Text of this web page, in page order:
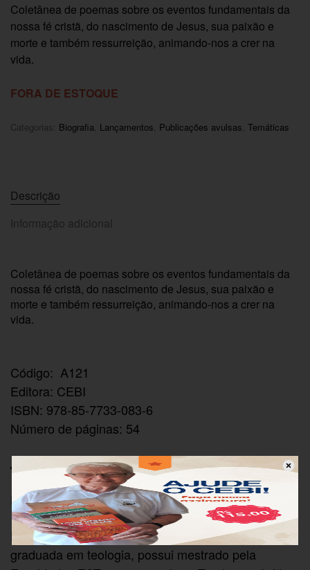
Coletânea de poemas sobre os eventos fundamentais da
nossa fé cristã, do nascimento de Jesus, sua paixão e
morte e também ressurreição, animando-nos a crer na
vida.
FORA DE ESTOQUE
Categorias: Biografia Lançamentos Publicações avulsas Temáticas
Descrição
Informação adicional
Coletânea de poemas sobre os eventos fundamentais da
nossa fé cristã, do nascimento de Jesus, sua paixão e
morte e também ressurreição, animando-nos a crer na
vida.
Código: A121
Editora: CEBI
ISBN: 978-85-7733-083-6
Número de páginas: 54
Autoria/Organização
Fernanda Priscila Alves da Silva
FERNANDA PRISCILA ALVES DA SILVA é
graduada em teologia, possui mestrado pela